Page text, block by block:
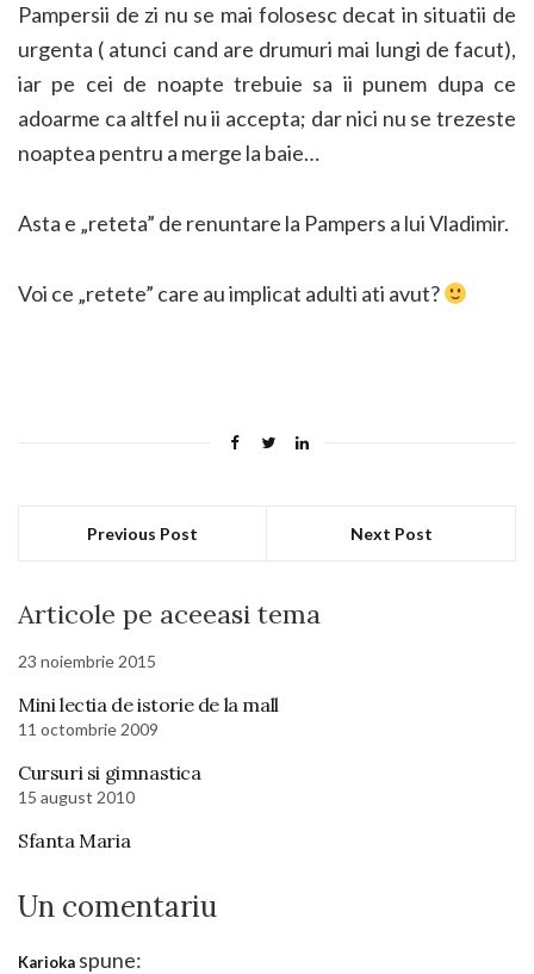
Pampersii de zi nu se mai folosesc decat in situatii de
urgenta ( atunci cand are drumuri mai lungi de facut),
iar pe cei de noapte trebuie sa ii punem dupa ce
adoarme ca altfel nu ii accepta; dar nici nu se trezeste
noaptea pentru a merge la baie…
Asta e „reteta” de renuntare la Pampers a lui Vladimir.
Voi ce „retete” care au implicat adulti ati avut?
Previous Post Next Post
Articole pe aceeasi tema
23 noiembrie 2015
Mini lectia de istorie de la mall
11 octombrie 2009
Cursuri si gimnastica
15 august 2010
Sfanta Maria
Un comentariu
Karioka spune: